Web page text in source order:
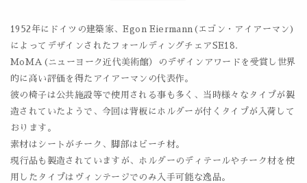
1952年にドイツの建築家、Egon Eiermann(エゴン・アイアーマン)
によってデザインされたフォールディングチェアSE18.
MoMA(ニューヨーク近代美術館）のデザインアワードを受賞し世界
的に高い評価を得たアイアーマンの代表作。
彼の椅子は公共施設等で使用される事も多く、当時様々なタイプが製
造されていたようで、今回は背板にホルダーが付くタイプが入荷して
おります。
素材はシートがチーク、脚部はビーチ材。
現行品も製造されていますが、ホルダーのディテールやチーク材を使
用したタイプはヴィンテージでのみ入手可能な逸品。